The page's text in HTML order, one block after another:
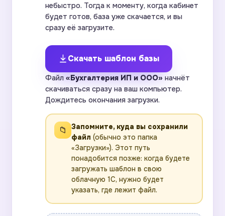
небыстро. Тогда к моменту, когда кабинет
будет готов, база уже скачается, и вы
сразу её загрузите.
Скачать шаблон базы
Файл «Бухгалтерия ИП и ООО» начнёт
скачиваться сразу на ваш компьютер.
Дождитесь окончания загрузки.
📁
Запомните, куда вы сохранили
файл (обычно это папка
«Загрузки»). Этот путь
понадобится позже: когда будете
загружать шаблон в свою
облачную 1С, нужно будет
указать, где лежит файл.